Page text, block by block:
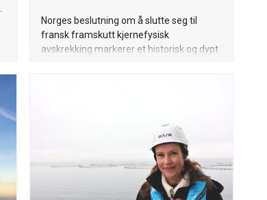
Norges beslutning om å slutte seg til
fransk framskutt kjernefysisk
avskrekking markerer et historisk og dypt